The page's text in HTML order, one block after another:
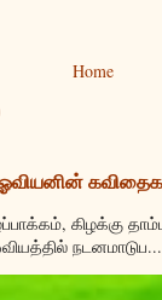
Home
கிழக்கு
நடனமாடுப...